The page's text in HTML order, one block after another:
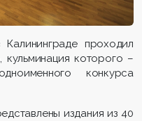
проходил
которого –
конкурса
издания из 40